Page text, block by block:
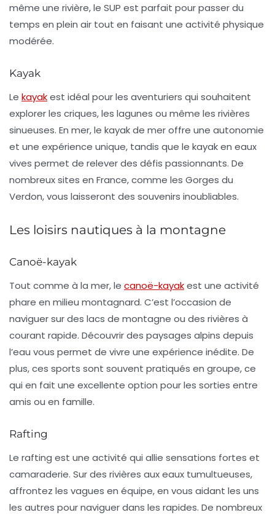
même une rivière, le SUP est parfait pour passer du
temps en plein air tout en faisant une activité physique
modérée.
Kayak
Le kayakest idéal pour les aventuriers qui souhaitent
explorer les criques, les lagunes ou même les rivières
sinueuses. En mer, le kayak de mer offre une autonomie
et une expérience unique, tandis que le kayak en eaux
vives permet de relever des défis passionnants. De
nombreux sites en France, comme les Gorges du
Verdon, vous laisseront des souvenirs inoubliables.
Les loisirs nautiques à la montagne
Canoë-kayak
Tout comme à la mer, le canoë-kayakest une activité
phare en milieu montagnard. C’est l’occasion de
naviguer sur des lacs de montagne ou des rivières à
courant rapide. Découvrir des paysages alpins depuis
l’eau vous permet de vivre une expérience inédite. De
plus, ces sports sont souvent pratiqués en groupe, ce
qui en fait une excellente option pour les sorties entre
amis ou en famille.
Rafting
Le rafting est une activité qui allie sensations fortes et
camaraderie. Sur des rivières aux eaux tumultueuses,
affrontez les vagues en équipe, en vous aidant les uns
les autres pour naviguer dans les rapides. De nombreux